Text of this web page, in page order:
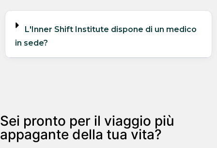
L'Inner Shift Institute dispone di un medico
in sede?
Sei pronto per il viaggio più
appagante della tua vita?